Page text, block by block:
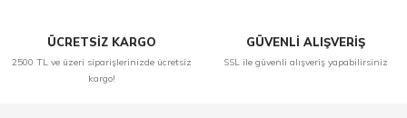
ÜCRETSİZ KARGO
2500 TL ve üzeri siparişlerinizde ücretsiz
kargo!
GÜVENLİ ALIŞVERİŞ
SSL ile güvenli alışveriş yapabilirsiniz